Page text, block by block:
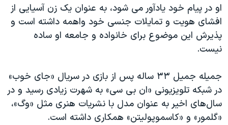
او در پیام خود یادآور می ‌شود، به عنوان یک زن آسیایی از
افشای هویت و تمایلات جنسی خود واهمه داشته است و
پذیرش این موضوع برای خانواده و جامعه او ساده
نیست.
جمیله جمیل ۳۳ ساله پس از بازی در سریال «جای خوب»
در شبکه تلویزیونی «ان بی سی» به شهرت زیادی رسید و در
سال‌های اخیر به عنوان مدل با نشریات هنری مثل «وگ»،
«گلمور» و «کاسموپولیتن» همکاری داشته است.